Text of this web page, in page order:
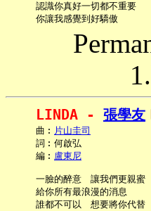
     認識你真好一切都不重要
LINDA - 張學友
     曲︰
片山圭司
     詞︰何啟弘
     編︰
盧東尼
     一臉的醉意　讓我們更親蜜
     給你所有最浪漫的消息
     誰都不可以　想要將你代替